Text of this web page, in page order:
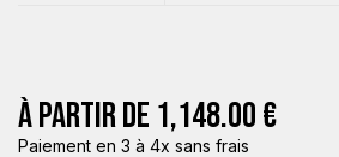
À PARTIR DE 1,148.00€
Paiement en 3 à 4x sans frais